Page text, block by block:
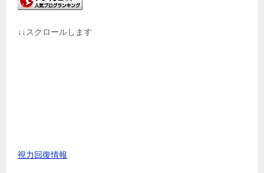
↓↓スクロールします
視力回復情報